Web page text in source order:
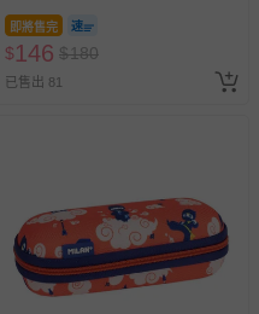
務。
：退換貨 & 退款問題
台灣本島。如您位於離島地
商品需加收離島運費。廠商
偏遠地區、樓層親送等加價
個人資料內的查詢訂單內，
即將售完
$146 $180
已售出 81